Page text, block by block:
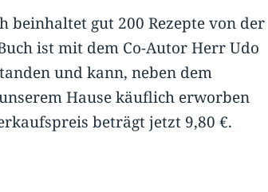
be­inhal­tet gut 200 Re­zep­te von der
ist mit dem Co-Autor Herr Udo
und kann, neben dem
Hause käuflich erworben
beträgt jetzt 9,80 €.